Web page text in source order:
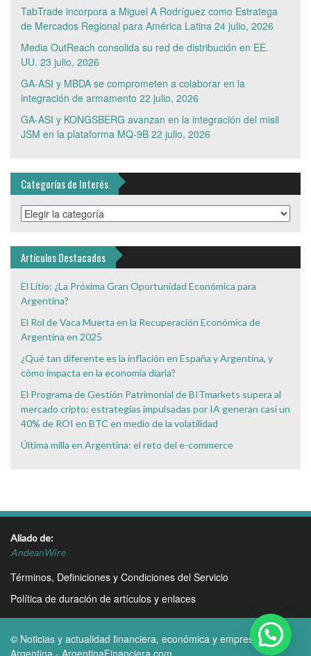
TabTrade incorpora a Miguel A Rodríguez como Estratega
de Mercados Regional para América Latina 24 julio, 2026
Media OutReach consolida su red de distribución en EE.
UU. 23 julio, 2026
GA-ASI y MBDA se comprometen a colaborar en la
integración de armamento 22 julio, 2026
GA-ASI y KONGSBERG avanzan en la integración del misil
JSM en la plataforma MQ-9B 22 julio, 2026
Categorías de Interés
Categorías
de
Artículos Destacados
El Litio: ¿La Próxima Gran Oportunidad Económica para
Argentina?
El Rol de Vaca Muerta en la Recuperación Económica de
Argentina en 2025
¿Qué tan diferente es la inflación en España y Argentina, y
cómo impacta en la economía diaria?
El Programa de Gestión Patrimonial de BITmarkets supera al
mercado cripto: estrategias impulsadas por IA generan casi un
40% de ROI en BTC en medio de la volatilidad
Última milla en Argentina: el reto del e-commerce
Aliado de:
AndeanWire
Términos, Definiciones y Condiciones del Servicio
Política de duración de artículos y enlaces
© Noticias y actualidad financiera, económica y empresarial
Argentina - ArgentinaFinanciera.com